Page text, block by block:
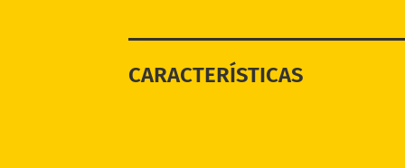
CARACTERÍSTICAS